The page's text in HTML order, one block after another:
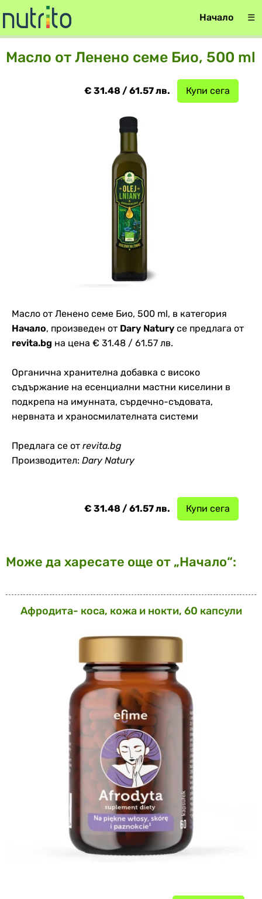
Начало ☰
Масло от Ленено семе Био, 500 ml
Купи сега
€ 31.48 / 61.57 лв.
Масло от Ленено семе Био, 500 ml, в категория
Начало, произведен от Dary Natury се предлага от
revita.bg на цена € 31.48 / 61.57 лв.
Органична хранителна добавка с високо
съдържание на есенциални мастни киселини в
подкрепа на имунната, сърдечно-съдовата,
нервната и храносмилателната системи
Предлага се от revita.bg
Производител: Dary Natury
Купи сега
€ 31.48 / 61.57 лв.
Може да харесате още от „Начало“:
Афродита- коса, кожа и нокти, 60 капсули